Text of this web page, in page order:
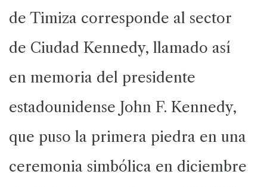
de Timiza corresponde al sector
de Ciudad Kennedy, llamado así
en memoria del presidente
estadounidense John F. Kennedy,
que puso la primera piedra en una
ceremonia simbólica en diciembre